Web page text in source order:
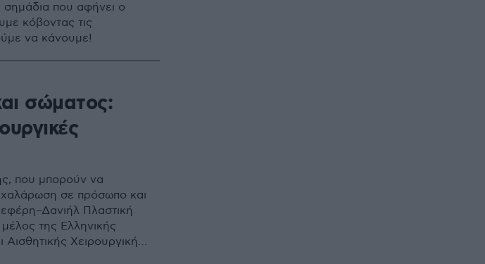
που αφήνει ο
κόβοντας τις
να κάνουμε!
σώματος:
που μπορούν να
χαλάρωση σε πρόσωπο και
Πλαστική
της Ελληνικής
Αισθητικής Χειρουργικής